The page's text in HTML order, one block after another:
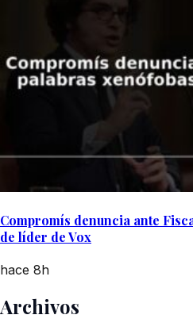
Compromís denuncia ante
de líder de Vox
hace 8h
Archivos